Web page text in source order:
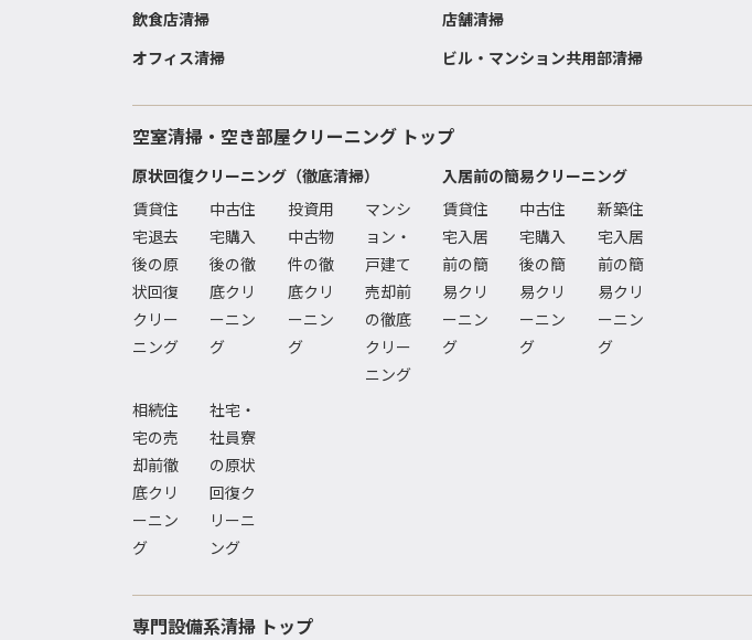
飲食店清掃 店舗清掃
オフィス清掃
ビル・マンション共用部清掃
空室清掃・空き部屋クリーニング トップ
原状回復クリーニング（徹底清掃）
賃貸住
宅退去
後の原
状回復
クリー
ニング
中古住
宅購入
後の徹
底クリ
ーニン
グ
投資用
中古物
件の徹
底クリ
ーニン
グ
マンシ
ョン・
戸建て
売却前
の徹底
クリー
ニング
相続住
宅の売
却前徹
底クリ
ーニン
グ
社宅・
社員寮
の原状
回復ク
リーニ
ング
入居前の簡易クリーニング
賃貸住
宅入居
前の簡
易クリ
ーニン
グ
中古住
宅購入
後の簡
易クリ
ーニン
グ
新築住
宅入居
前の簡
易クリ
ーニン
グ
専門設備系清掃 トップ